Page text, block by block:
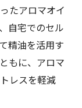
るための実
ョンテクニ
めの生活習
たアロマオイ
自宅でのセル
精油を活用す
もに、アロマ
レスを軽減